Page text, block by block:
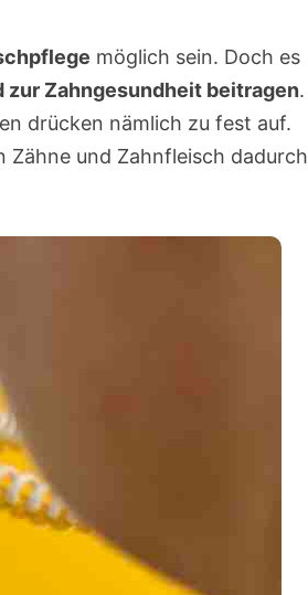
möglich sein. Doch es
Zahngesundheit beitragen.
drücken nämlich zu fest auf.
Zähne und Zahnfleisch dadurch